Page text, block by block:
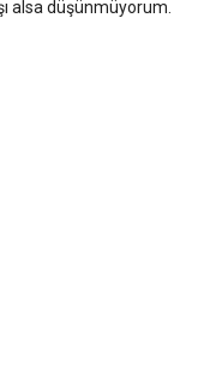
alsa düşünmüyorum.